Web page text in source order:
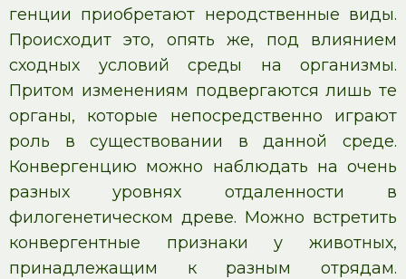
генции приобретают неродственные виды.
Происходит это, опять же, под влиянием
сходных условий среды на организмы.
Притом изменениям подвергаются лишь те
органы, которые непосредственно играют
роль в существовании в данной среде.
Конвергенцию можно наблюдать на очень
разных уровнях отдаленности в
филогенетическом древе. Можно встретить
конвергентные признаки у животных,
принадлежащим к разным отрядам.